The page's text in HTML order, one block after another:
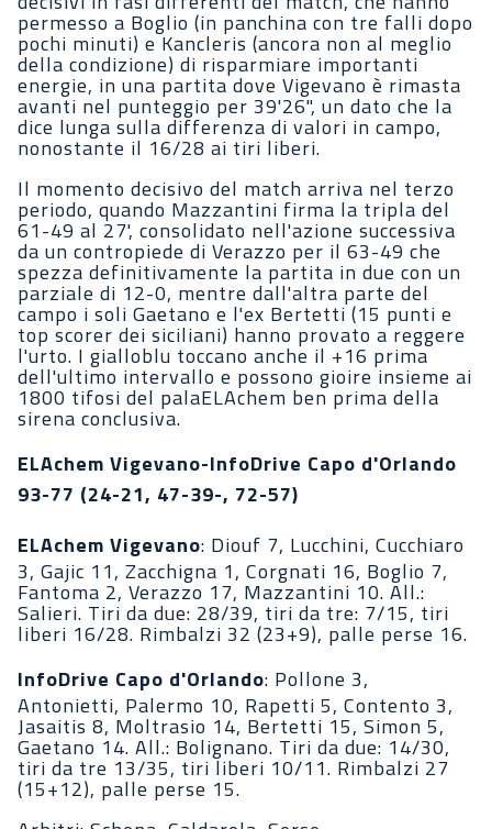
permesso a Boglio (in panchina con tre falli dopo
pochi minuti) e Kancleris (ancora non al meglio
della condizione) di risparmiare importanti
energie, in una partita dove Vigevano è rimasta
avanti nel punteggio per 39'26", un dato che la
dice lunga sulla differenza di valori in campo,
nonostante il 16/28 ai tiri liberi.
Il momento decisivo del match arriva nel terzo
periodo, quando Mazzantini firma la tripla del
61-49 al 27', consolidato nell'azione successiva
da un contropiede di Verazzo per il 63-49 che
spezza definitivamente la partita in due con un
parziale di 12-0, mentre dall'altra parte del
campo i soli Gaetano e l'ex Bertetti (15 punti e
top scorer dei siciliani) hanno provato a reggere
l'urto. I gialloblu toccano anche il +16 prima
dell'ultimo intervallo e possono gioire insieme ai
1800 tifosi del palaELAchem ben prima della
sirena conclusiva.
ELAchem Vigevano-InfoDrive Capo d'Orlando
93-77 (24-21, 47-39-, 72-57)
ELAchem Vigevano: Diouf 7, Lucchini, Cucchiaro
3, Gajic 11, Zacchigna 1, Corgnati 16, Boglio 7,
Fantoma 2, Verazzo 17, Mazzantini 10. All.:
Salieri. Tiri da due: 28/39, tiri da tre: 7/15, tiri
liberi 16/28. Rimbalzi 32 (23+9), palle perse 16.
InfoDrive Capo d'Orlando: Pollone 3,
Antonietti, Palermo 10, Rapetti 5, Contento 3,
Jasaitis 8, Moltrasio 14, Bertetti 15, Simon 5,
Gaetano 14. All.: Bolignano. Tiri da due: 14/30,
tiri da tre 13/35, tiri liberi 10/11. Rimbalzi 27
(15+12), palle perse 15.